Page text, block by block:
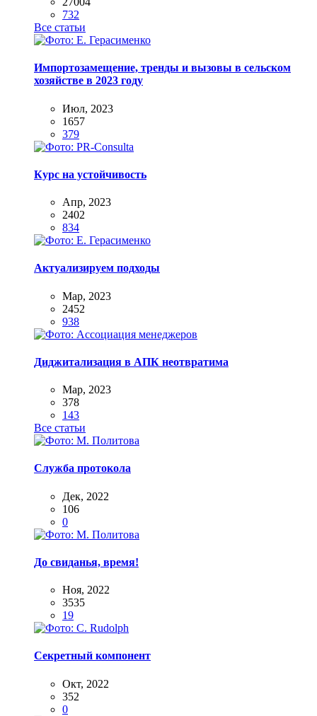
732
Все статьи
Импортозамещение, тренды и вызовы в сельском
хозяйстве в 2023 году
Июл, 2023
1657
379
Курс на устойчивость
Апр, 2023
2402
834
Актуализируем подходы
Мар, 2023
2452
938
Диджитализация в АПК неотвратима
Мар, 2023
378
143
Все статьи
Служба протокола
Дек, 2022
106
0
До свиданья, время!
Ноя, 2022
3535
19
Секретный компонент
Окт, 2022
352
0